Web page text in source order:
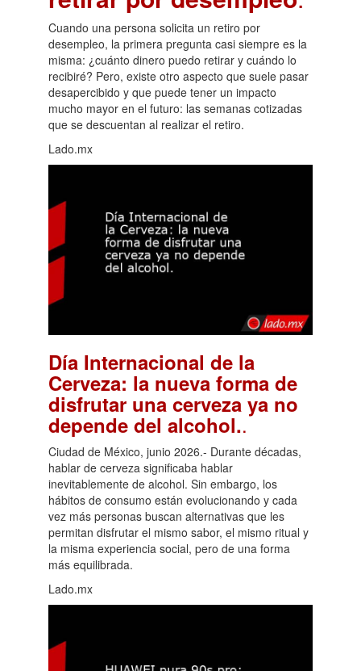
Cuando una persona solicita un retiro por
desempleo, la primera pregunta casi siempre es la
misma: ¿cuánto dinero puedo retirar y cuándo lo
recibiré? Pero, existe otro aspecto que suele pasar
desapercibido y que puede tener un impacto
mucho mayor en el futuro: las semanas cotizadas
que se descuentan al realizar el retiro.
Lado.mx
Día Internacional de la
Cerveza: la nueva forma de
disfrutar una cerveza ya no
depende del alcohol..
Ciudad de México, junio 2026.- Durante décadas,
hablar de cerveza significaba hablar
inevitablemente de alcohol. Sin embargo, los
hábitos de consumo están evolucionando y cada
vez más personas buscan alternativas que les
permitan disfrutar el mismo sabor, el mismo ritual y
la misma experiencia social, pero de una forma
más equilibrada.
Lado.mx